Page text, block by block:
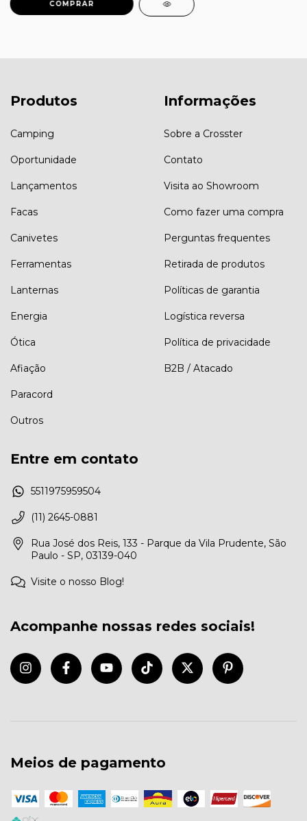
Produtos
Camping
Oportunidade
Lançamentos
Facas
Canivetes
Ferramentas
Lanternas
Energia
Ótica
Afiação
Paracord
Outros
Informações
Sobre a Crosster
Contato
Visita ao Showroom
Como fazer uma compra
Perguntas frequentes
Retirada de produtos
Políticas de garantia
Logística reversa
Política de privacidade
B2B / Atacado
Entre em contato
5511975959504
(11) 2645-0881
Rua José dos Reis, 133 - Parque da Vila Prudente, São
Paulo - SP, 03139-040
Visite o nosso Blog!
Acompanhe nossas redes sociais!
Meios de pagamento